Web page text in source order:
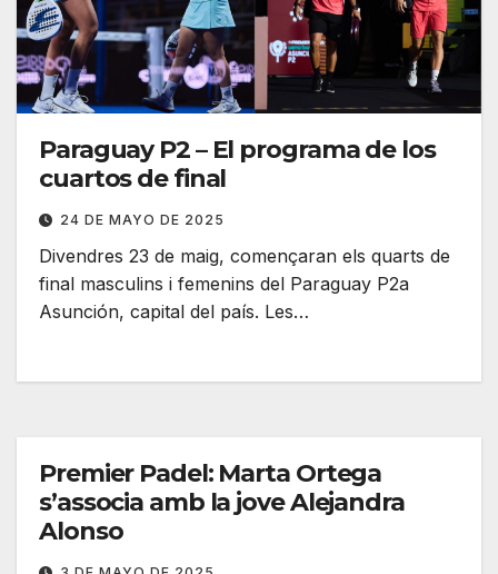
Paraguay P2 – El programa de los
cuartos de final
24 DE MAYO DE 2025
Divendres 23 de maig, començaran els quarts de
final masculins i femenins del Paraguay P2a
Asunción, capital del país. Les…
Premier Padel: Marta Ortega
s’associa amb la jove Alejandra
Alonso